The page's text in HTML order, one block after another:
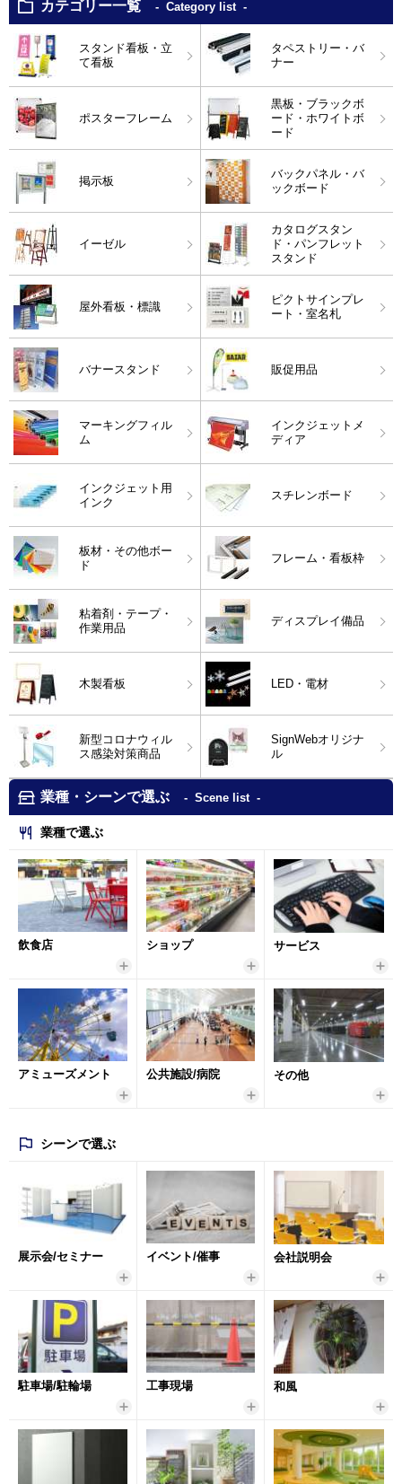
カテゴリー一覧 Category list
スタンド看板・立
て看板
タペストリー・バ
ナー
ポスターフレーム
黒板・ブラックボ
ード・ホワイトボ
ード
掲示板
バックパネル・バ
ックボード
イーゼル
カタログスタン
ド・パンフレット
スタンド
屋外看板・標識
ピクトサインプレ
ート・室名札
バナースタンド 販促用品
マーキングフィル
ム
インクジェットメ
ディア
インクジェット用
インク
スチレンボード
板材・その他ボー
ド
フレーム・看板枠
粘着剤・テープ・
作業用品
ディスプレイ備品
木製看板 LED・電材
新型コロナウィル
ス感染対策商品
SignWebオリジナ
ル
業種・シーンで選ぶ Scene list
業種で選ぶ
飲食店 ショップ サービス
アミューズメント 公共施設/病院 その他
シーンで選ぶ
展示会/セミナー イベント/催事 会社説明会
駐車場/駐輪場 工事現場 和風